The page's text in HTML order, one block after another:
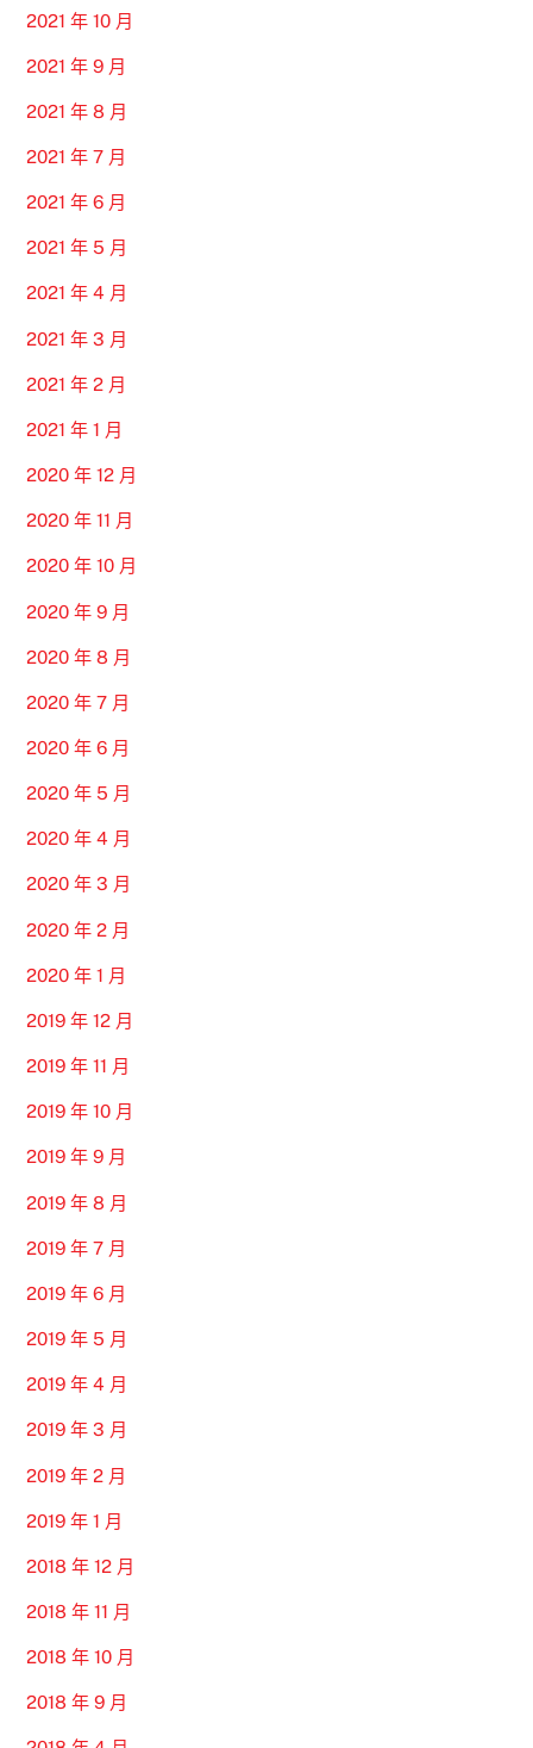
2021 年 10 月
2021 年 9 月
2021 年 8 月
2021 年 7 月
2021 年 6 月
2021 年 5 月
2021 年 4 月
2021 年 3 月
2021 年 2 月
2021 年 1 月
2020 年 12 月
2020 年 11 月
2020 年 10 月
2020 年 9 月
2020 年 8 月
2020 年 7 月
2020 年 6 月
2020 年 5 月
2020 年 4 月
2020 年 3 月
2020 年 2 月
2020 年 1 月
2019 年 12 月
2019 年 11 月
2019 年 10 月
2019 年 9 月
2019 年 8 月
2019 年 7 月
2019 年 6 月
2019 年 5 月
2019 年 4 月
2019 年 3 月
2019 年 2 月
2019 年 1 月
2018 年 12 月
2018 年 11 月
2018 年 10 月
2018 年 9 月